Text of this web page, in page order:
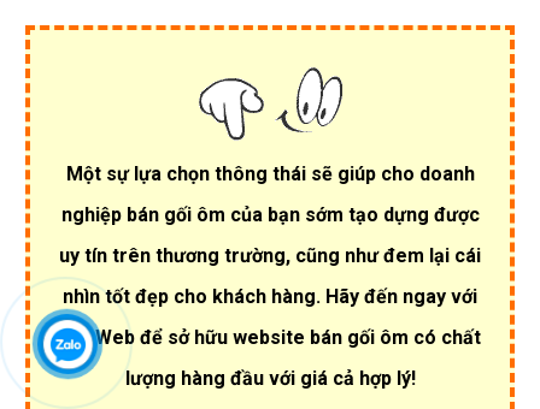
Một sự lựa chọn thông thái sẽ giúp cho doanh
nghiệp bán gối ôm của bạn sớm tạo dựng được
uy tín trên thương trường, cũng như đem lại cái
nhìn tốt đẹp cho khách hàng. Hãy đến ngay với
VietWeb để sở hữu website bán gối ôm có chất
lượng hàng đầu với giá cả hợp lý!